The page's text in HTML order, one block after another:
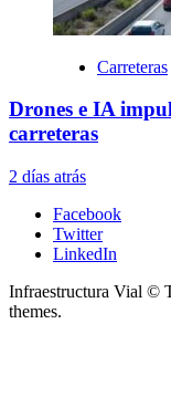
Carreteras
Drones e IA
carreteras
2 días atrás
Facebook
Twitter
LinkedIn
Infraestructura Vial ©
themes.